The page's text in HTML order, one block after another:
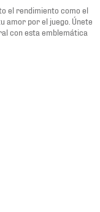
el rendimiento como el
amor por el juego. Únete
con esta emblemática